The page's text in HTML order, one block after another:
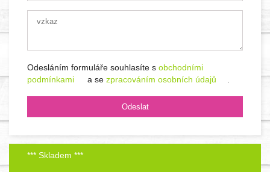
Odesláním formuláře souhlasíte s obchodními
podmínkami
a se zpracováním osobních údajů .
*** Skladem ***